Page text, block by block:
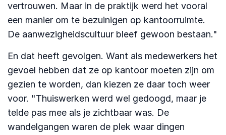
vertrouwen. Maar in de praktijk werd het vooral
een manier om te bezuinigen op kantoorruimte.
De aanwezigheidscultuur bleef gewoon bestaan."
En dat heeft gevolgen. Want als medewerkers het
gevoel hebben dat ze op kantoor moeten zijn om
gezien te worden, dan kiezen ze daar toch weer
voor. "Thuiswerken werd wel gedoogd, maar je
telde pas mee als je zichtbaar was. De
wandelgangen waren de plek waar dingen